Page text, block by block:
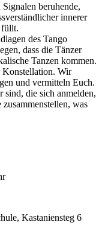
beruhende,
innerer
füllt.
des Tango
dass die Tänzer
Tanzen kommen.
Konstellation. Wir
und vermitteln Euch.
sind, die sich anmelden,
was
Kastaniensteg 6